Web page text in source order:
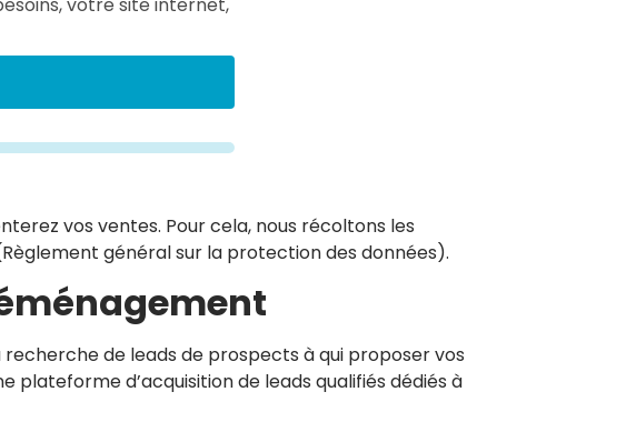
vos ventes. Pour cela, nous récoltons les
général sur la protection des données).
de leads de prospects à qui proposer vos
plateforme d’acquisition de leads qualifiés dédiés à